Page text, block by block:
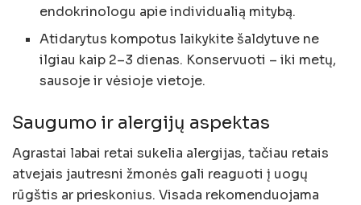
endokrinologu apie individualią mitybą.
Atidarytus kompotus laikykite šaldytuve ne
ilgiau kaip 2–3 dienas. Konservuoti – iki metų,
sausoje ir vėsioje vietoje.
Saugumo ir alergijų aspektas
Agrastai labai retai sukelia alergijas, tačiau retais
atvejais jautresni žmonės gali reaguoti į uogų
rūgštis ar prieskonius. Visada rekomenduojama